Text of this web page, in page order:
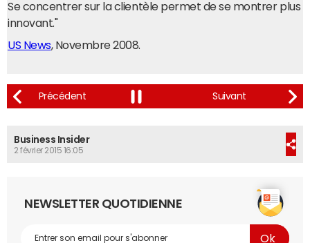
Se concentrer sur la clientèle permet de se montrer plus
innovant."
US News, Novembre 2008.
Business Insider
2 février 2015 16:05
NEWSLETTER QUOTIDIENNE